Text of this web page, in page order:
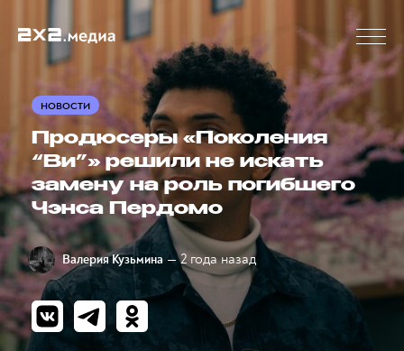
НОВОСТИ
Продюсеры «Поколения
“Ви”» решили не искать
замену на роль погибшего
Чэнса Пердомо
Валерия Кузьмина — 2 года назад